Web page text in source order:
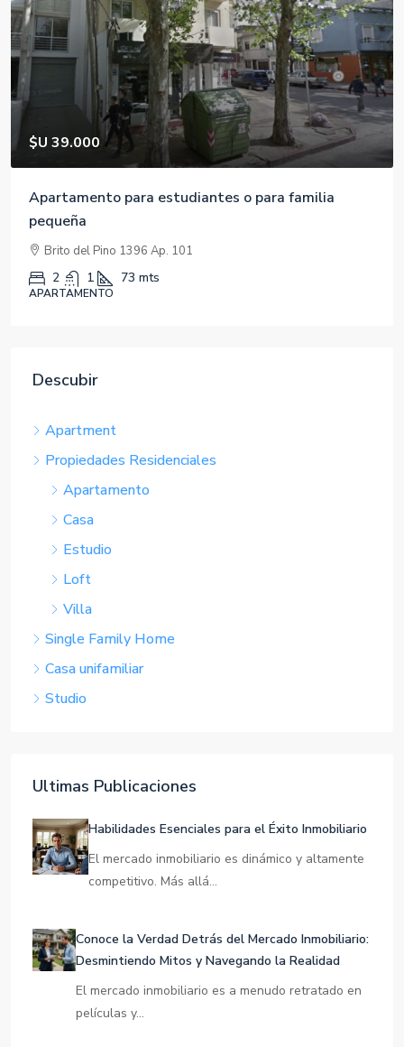
$U 39.000
Apartamento para estudiantes o para familia
pequeña
Brito del Pino 1396 Ap. 101
2 1 73 mts
APARTAMENTO
Descubir
Apartment
Propiedades Residenciales
Apartamento
Casa
Estudio
Loft
Villa
Single Family Home
Casa unifamiliar
Studio
Ultimas Publicaciones
Habilidades Esenciales para el Éxito Inmobiliario
El mercado inmobiliario es dinámico y altamente
competitivo. Más allá…
Conoce la Verdad Detrás del Mercado Inmobiliario:
Desmintiendo Mitos y Navegando la Realidad
El mercado inmobiliario es a menudo retratado en
películas y…